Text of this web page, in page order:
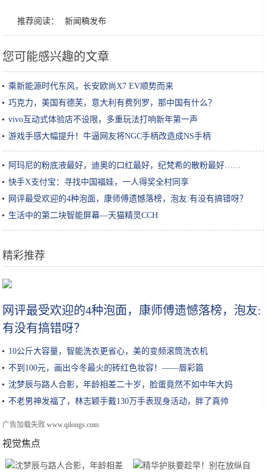
推荐阅读： 新闻稿发布
您可能感兴趣的文章
乘新能源时代东风，长安欧尚X7 EV顺势而来
巧克力，美国有德芙，意大利有费列罗，那中国有什么？
vivo互动式体验店不设限，多重玩法打响新年第一声
游戏手感大幅提升！牛逼网友将NGC手柄改造成NS手柄
阿玛尼的粉底液最好，迪奥的口红最好，纪梵希的散粉最好……
快手X支付宝：寻找中国福娃，一人得奖全村同享
网评最受欢迎的4种泡面，康师傅遗憾落榜，泡友:有没有搞错呀？
生活中的第二块智能屏幕—天猫精灵CCH
精彩推荐
网评最受欢迎的4种泡面，康师傅遗憾落榜，泡友:
有没有搞错呀？
10公斤大容量，智能洗衣更省心，美的变频滚筒洗衣机
不到100元，画出今冬最火的砖红色妆容！——唇彩篇
沈梦辰与路人合影，年龄相差二十岁，脸蛋竟然不如中年大妈
不老男神发福了，林志颖手戴130万手表现身活动，胖了真帅
广告加载失败www.qilongs.com
视觉焦点